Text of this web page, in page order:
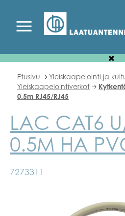
Etusivu 🡢 Yleiskaapelointi ja
Yleiskaapelointiverkot 🡢
0.5m RJ45/RJ45
LAC CAT6
0.5M HA
7273311